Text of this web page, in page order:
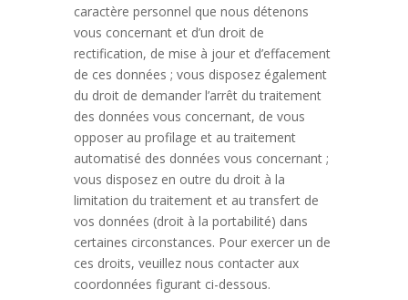
caractère personnel que nous détenons
vous concernant et d’un droit de
rectification, de mise à jour et d’effacement
de ces données ; vous disposez également
du droit de demander l’arrêt du traitement
des données vous concernant, de vous
opposer au profilage et au traitement
automatisé des données vous concernant ;
vous disposez en outre du droit à la
limitation du traitement et au transfert de
vos données (droit à la portabilité) dans
certaines circonstances. Pour exercer un de
ces droits, veuillez nous contacter aux
coordonnées figurant ci-dessous.